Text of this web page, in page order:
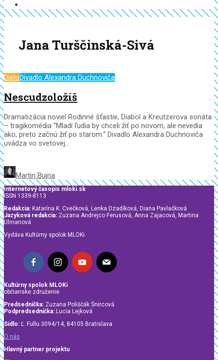
Jana Turščinská-Sivá
DieloDivadlo Alexandra Duchnoviča
Nescudzoložíš
Dramatizácia noviel Rodinné šťastie, Diabol a Kreutzerova sonáta
– tragikomédia “Mladí ľudia by chceli žiť po novom, ale nevedia
ako, preto začnú žiť po starom.“ Divadlo Alexandra Duchnoviča
uvádza vo svetovej...
Martin Bujna
Internetový časopis mloki.sk
ISSN 1339-8113
Redakcia: Katarína K. Cvečková, Lenka Dzadíková, Diana Pavlačková
Jazyková redakcia: Zuzana Andrejco Ferusová, Anna Zajacová, Martina
Ulmanová
Vydáva Kultúrny spolok MLOKi.
Kultúrny spolok MLOKi
občianske združenie
Predsedníčka: Zuzana Poliščák Šnircová
Podpredsedníčka: Lucia Lejková
Sídlo: Ľ. Fullu 3094/14, 84105 Bratislava
O nás
Hlavný partner projektu